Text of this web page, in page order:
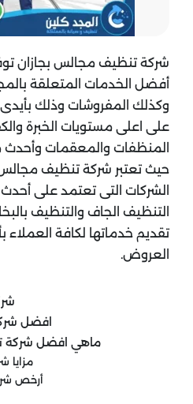
شركة تنظيف مجالس بجازان
أفضل الخدمات المتعلقة
وكذلك المفروشات وذلك
على اعلى مستويات الخبرة
المنظفات والمعقمات
حيث تعتبر شركة تنظيف
الشركات التى تعتمد على
التنظيف الجاف والتنظيف
تقديم خدماتها لكافة
العروض.
افضل
ماهي افضل شركة
مزايا
أرخص